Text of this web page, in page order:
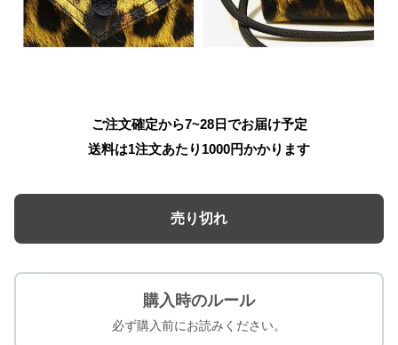
ご注文確定から7~28日でお届け予定
送料は1注文あたり 1000円かかります
売り切れ
購入時のルール
必ず購入前にお読みください。